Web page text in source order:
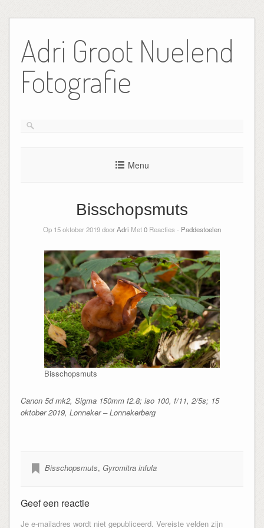
de
inhoud
Adri Groot Nuelend
Fotografie
Menu
Bisschopsmuts
Op 15 oktober 2019 doorAdri Met0 Reacties - Paddestoelen
Bisschopsmuts
Canon 5d mk2, Sigma 150mm f2.8; iso 100, f/11, 2/5s; 15
oktober 2019, Lonneker – Lonnekerberg
Bisschopsmuts, Gyromitra infula
Geef een reactie
Je e-mailadres wordt niet gepubliceerd. Vereiste velden zijn